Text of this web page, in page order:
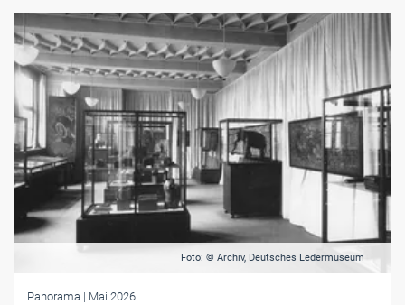
Foto: © Archiv, Deutsches Ledermuseum
Panorama | Mai 2026